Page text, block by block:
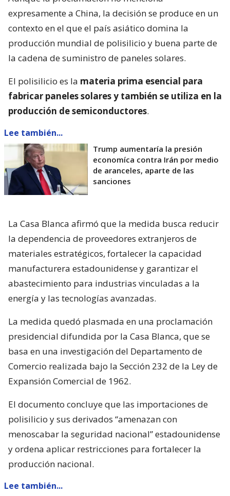
expresamente a China, la decisión se produce en un
contexto en el que el país asiático domina la
producción mundial de polisilicio y buena parte de
la cadena de suministro de paneles solares.
El polisilicio es la materia prima esencial para
fabricar paneles solares y también se utiliza en la
producción de semiconductores.
Lee también...
Trump aumentaría la presión
economíca contra Irán por medio
de aranceles, aparte de las
sanciones
La Casa Blanca afirmó que la medida busca reducir
la dependencia de proveedores extranjeros de
materiales estratégicos, fortalecer la capacidad
manufacturera estadounidense y garantizar el
abastecimiento para industrias vinculadas a la
energía y las tecnologías avanzadas.
La medida quedó plasmada en una proclamación
presidencial difundida por la Casa Blanca, que se
basa en una investigación del Departamento de
Comercio realizada bajo la Sección 232 de la Ley de
Expansión Comercial de 1962.
El documento concluye que las importaciones de
polisilicio y sus derivados “amenazan con
menoscabar la seguridad nacional” estadounidense
y ordena aplicar restricciones para fortalecer la
producción nacional.
Lee también...